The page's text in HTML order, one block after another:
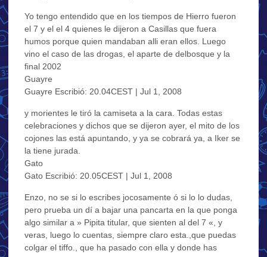
Yo tengo entendido que en los tiempos de Hierro fueron
el 7 y el el 4 quienes le dijeron a Casillas que fuera
humos porque quien mandaban alli eran ellos. Luego
vino el caso de las drogas, el aparte de delbosque y la
final 2002
Guayre
Guayre Escribió: 20.04CEST | Jul 1, 2008
y morientes le tiró la camiseta a la cara. Todas estas
celebraciones y dichos que se dijeron ayer, el mito de los
cojones las está apuntando, y ya se cobrará ya, a Iker se
la tiene jurada.
Gato
Gato Escribió: 20.05CEST | Jul 1, 2008
Enzo, no se si lo escribes jocosamente ó si lo lo dudas,
pero prueba un dí a bajar una pancarta en la que ponga
algo similar a » Pipita titular, que sienten al del 7 «, y
veras, luego lo cuentas, siempre claro esta.,que puedas
colgar el tiffo., que ha pasado con ella y donde has